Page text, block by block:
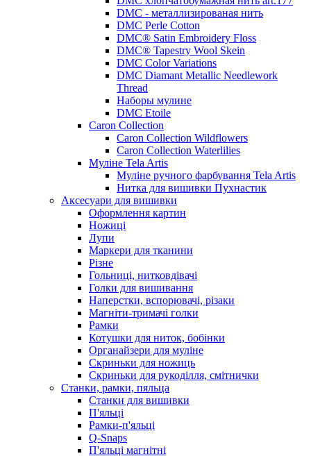
DMC - металлизированая нить
DMC Perle Cotton
DMC® Satin Embroidery Floss
DMC® Tapestry Wool Skein
DMC Color Variations
DMC Diamant Metallic Needlework
Thread
Наборы мулине
DMC Etoile
Caron Collection
Caron Collection Wildflowers
Caron Collection Waterlilies
Муліне Tela Artis
Муліне ручного фарбування Tela Artis
Нитка для вишивки Пухнастик
Аксесуари для вишивки
Оформлення картин
Ножиці
Лупи
Маркери для тканини
Різне
Гольниці, нитковдівачі
Голки для вишивання
Наперстки, вспорювачі, різаки
Магніти-тримачі голки
Рамки
Котушки для ниток, бобінки
Органайзери для муліне
Скриньки для ножиць
Скриньки для рукоділля, смітнички
Станки, рамки, пяльца
Станки для вишивки
П'яльці
Рамки-п'яльці
Q-Snaps
П'яльці магнітні